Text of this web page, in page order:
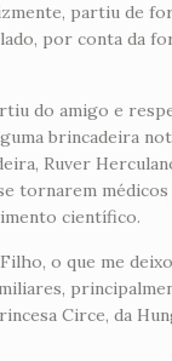
partiu de
por conta da
do amigo e
brincadeira
Ruver
tornarem
científico.
o que me
Circe, da